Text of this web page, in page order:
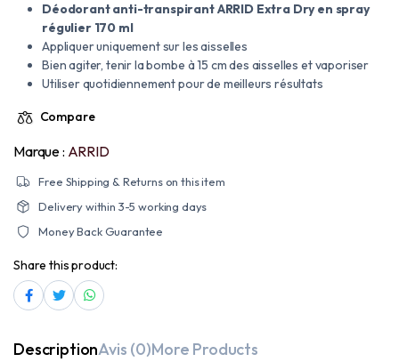
Déodorant anti-transpirant ARRID Extra Dry en spray
régulier 170 ml
Appliquer uniquement sur les aisselles
Bien agiter, tenir la bombe à 15 cm des aisselles et vaporiser
Utiliser quotidiennement pour de meilleurs résultats
Compare
Marque : ARRID
Free Shipping & Returns on this item
Delivery within 3-5 working days
Money Back Guarantee
Share this product:
DescriptionAvis (0)More Products